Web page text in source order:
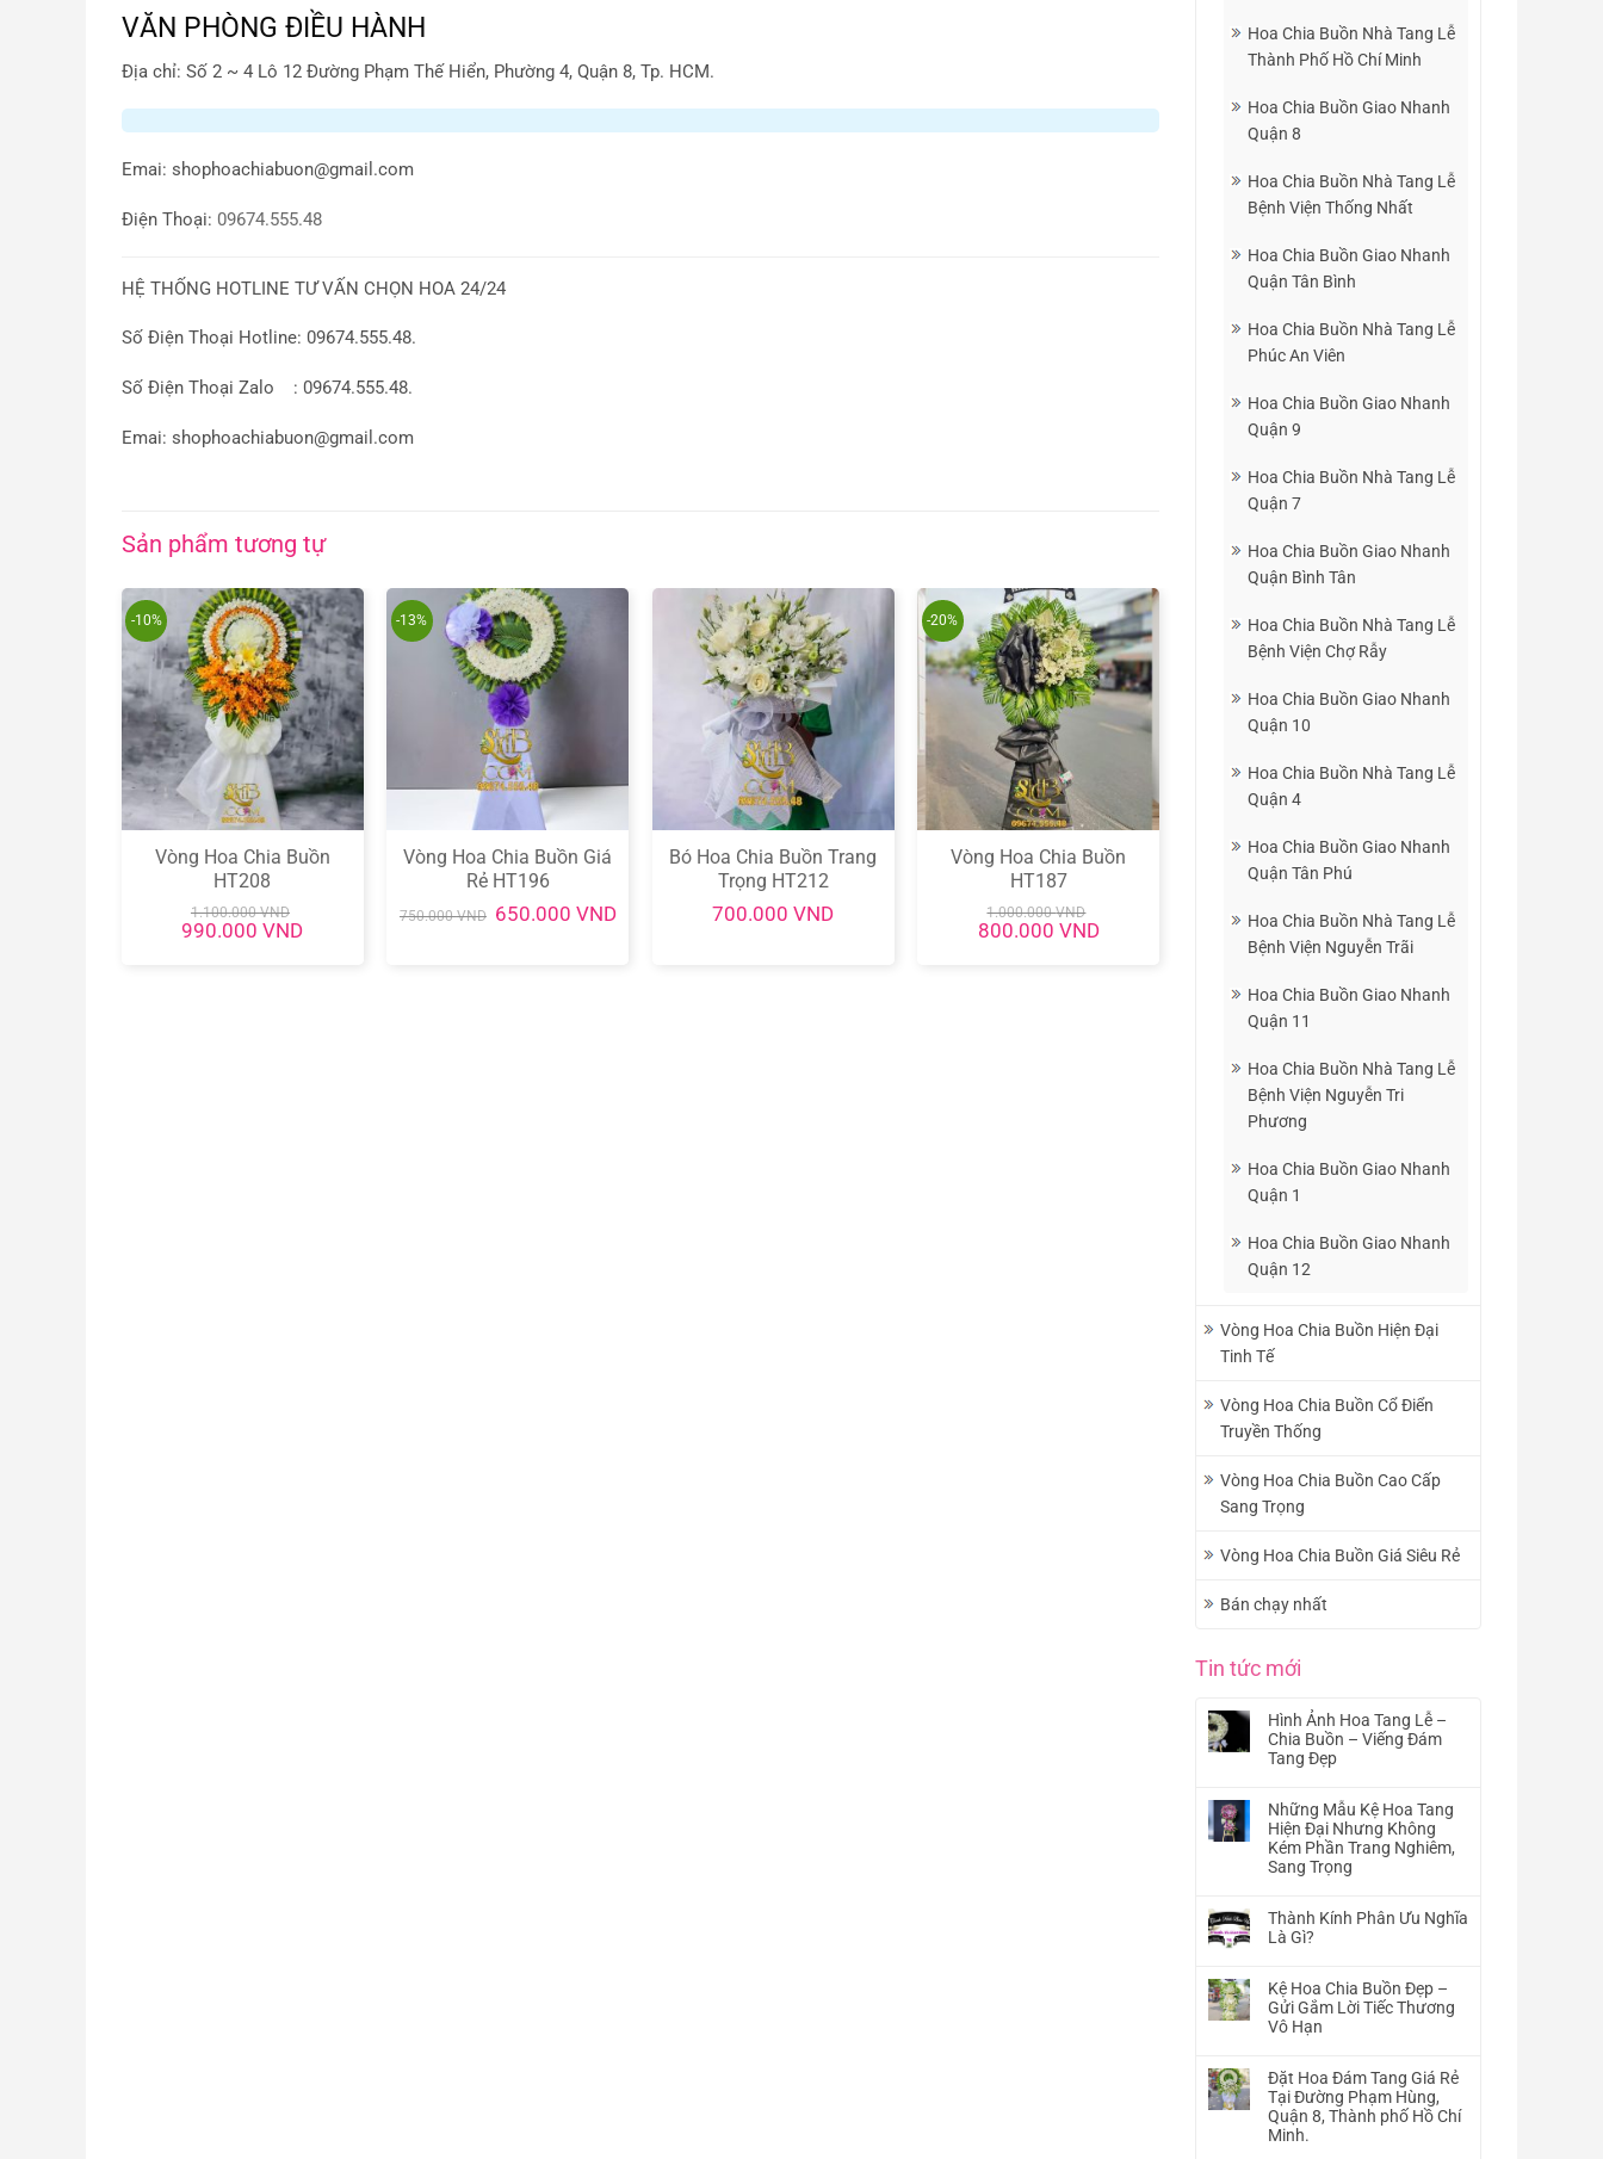
Hoa Chia Buồn Nhà Tang Lễ
Thành Phố Hồ Chí Minh
Hoa Chia Buồn Giao Nhanh
Quận 8
Hoa Chia Buồn Nhà Tang Lễ
Bệnh Viện Thống Nhất
Hoa Chia Buồn Giao Nhanh
Quận Tân Bình
Hoa Chia Buồn Nhà Tang Lễ
Phúc An Viên
Hoa Chia Buồn Giao Nhanh
Quận 9
Hoa Chia Buồn Nhà Tang Lễ
Quận 7
Hoa Chia Buồn Giao Nhanh
Quận Bình Tân
Hoa Chia Buồn Nhà Tang Lễ
Bệnh Viện Chợ Rẫy
Hoa Chia Buồn Giao Nhanh
Quận 10
Hoa Chia Buồn Nhà Tang Lễ
Quận 4
Hoa Chia Buồn Giao Nhanh
Quận Tân Phú
Hoa Chia Buồn Nhà Tang Lễ
Bệnh Viện Nguyễn Trãi
Hoa Chia Buồn Giao Nhanh
Quận 11
Hoa Chia Buồn Nhà Tang Lễ
Bệnh Viện Nguyễn Tri
Phương
Hoa Chia Buồn Giao Nhanh
Quận 1
Hoa Chia Buồn Giao Nhanh
Quận 12
Vòng Hoa Chia Buồn Hiện Đại
Tinh Tế
Vòng Hoa Chia Buồn Cổ Điển
Truyền Thống
Vòng Hoa Chia Buồn Cao Cấp
Sang Trọng
Vòng Hoa Chia Buồn Giá Siêu Rẻ
Bán chạy nhất
Tin tức mới
Hình Ảnh Hoa Tang Lễ –
Chia Buồn – Viếng Đám
Tang Đẹp
có
bình
luận
ở
Hình
Hoa
Tang
Chia
Buồn
–
Đám
Tang
Đẹp
Những Mẫu Kệ Hoa Tang
Hiện Đại Nhưng Không
Kém Phần Trang Nghiêm,
Sang Trọng
có
bình
luận
Những
Mẫu
Kệ
Hiện
Đại
Nhưng
Không
Thành Kính Phân Ưu Nghĩa
Là Gì?
có
bình
luận
ở
Kính
Phân
Ưu
Nghĩa
Kệ Hoa Chia Buồn Đẹp –
Gửi Gắm Lời Tiếc Thương
Vô Hạn
có
bình
luận
ở
Kệ
Đặt Hoa Đám Tang Giá Rẻ
Tại Đường Phạm Hùng,
Quận 8, Thành phố Hồ Chí
Minh.
VĂN PHÒNG ĐIỀU HÀNH
Địa chỉ: Số 2 ~ 4 Lô 12 Đường Phạm Thế Hiển, Phường 4, Quận 8, Tp. HCM.
Emai: shophoachiabuon@gmail.com
Điện Thoại: 09674.555.48
HỆ THỐNG HOTLINE TƯ VẤN CHỌN HOA 24/24
Số Điện Thoại Hotline: 09674.555.48.
Số Điện Thoại Zalo : 09674.555.48.
Emai: shophoachiabuon@gmail.com
Sản phẩm tương tự
-10%
Vòng Hoa Chia Buồn
HT208
1.100.000VND
Giá
gốc
990.000VNDGiá
-13%
Vòng Hoa Chia Buồn Giá
Rẻ HT196
750.000VND Giá
gốc
650.000 VNDGiá
Bó Hoa Chia Buồn Trang
Trọng HT212
700.000VND
-20%
Vòng Hoa Chia Buồn
HT187
1.000.000VND
Giá
gốc
800.000 VNDGiá